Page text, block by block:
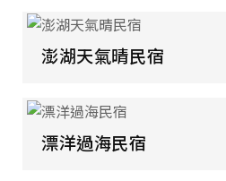
澎湖天氣晴民宿
漂洋過海民宿